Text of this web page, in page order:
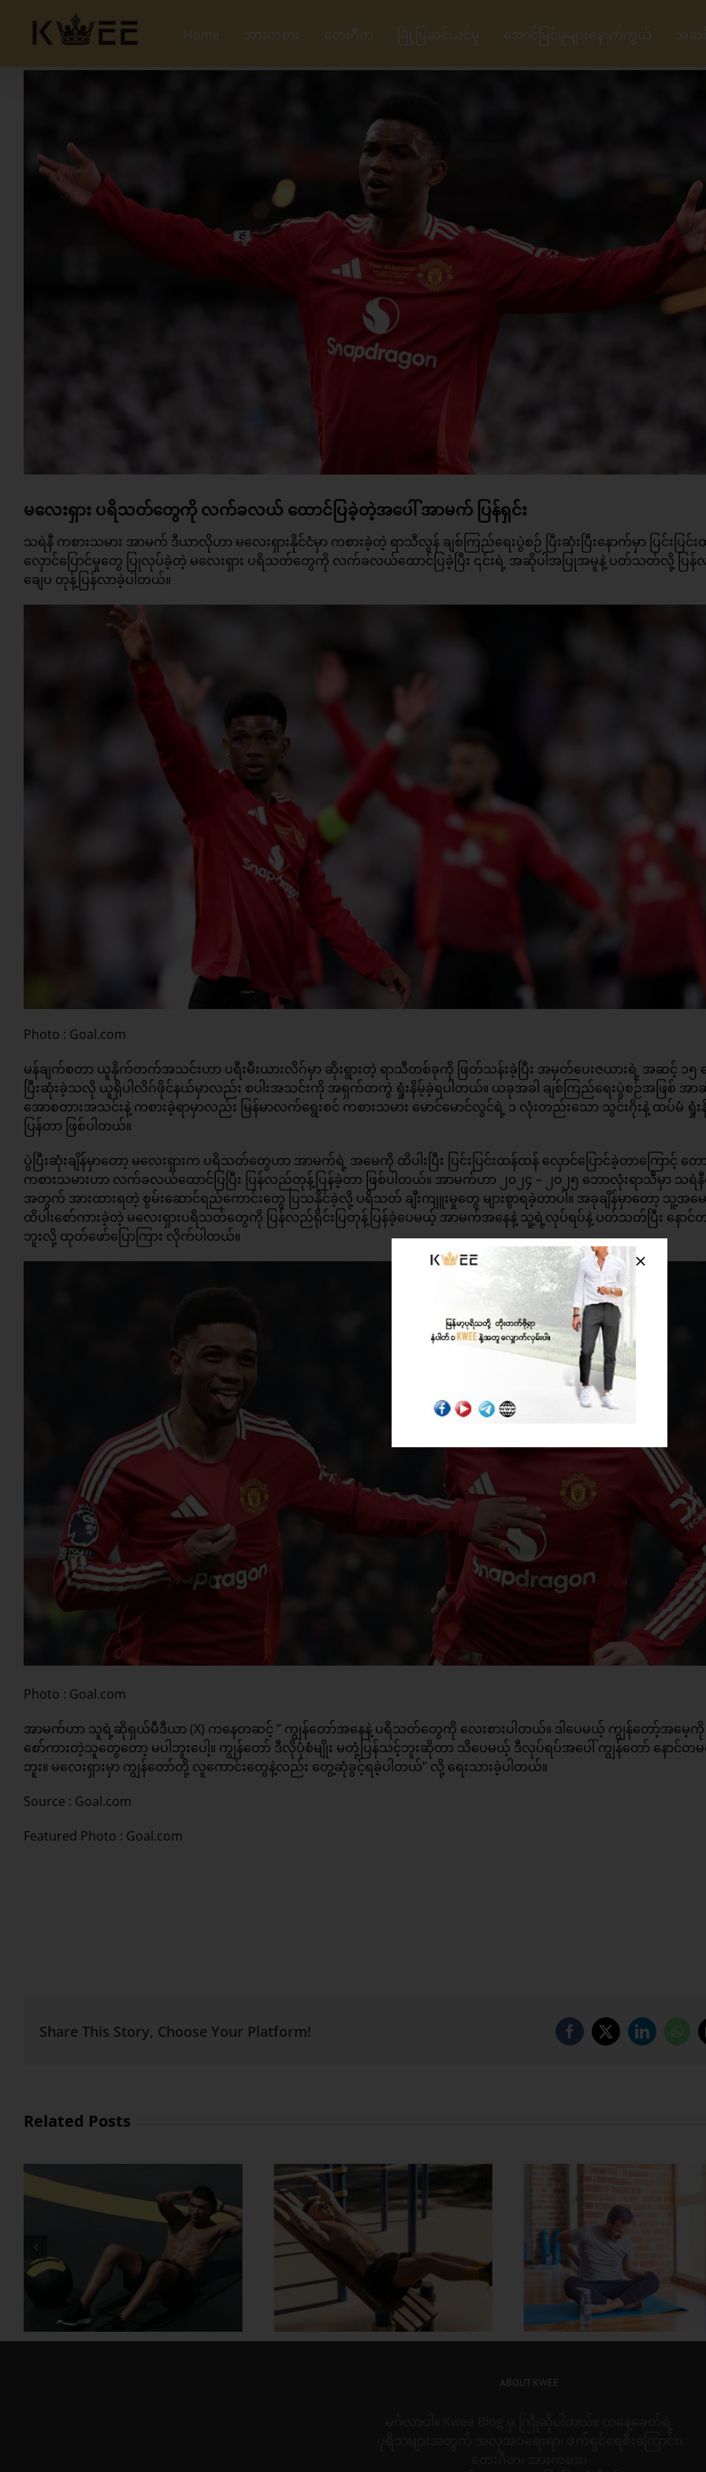
content
Home အားကစား တေးဂီတ မြို့ပြဆင်ယင်မှု အောင်မြင်မှုများနောက်ကွယ် အဆ
မလေးရှား ပရိသတ်တွေကို လက်ခလယ် ထောင်ပြခဲ့တဲ့အပေါ် အာမက် ပြန်ရှင်း
သရဲနီ ကစားသမား အာမက် ဒီယာလိုဟာ မလေးရှားနိုင်ငံမှာ ကစားခဲ့တဲ့ ရာသီလွန် ချစ်ကြည်ရေးပွဲစဉ် ပြီးဆုံးပြီးနောက်မှာ ပြင်းပြင်
လှောင်ပြောင်မှုတွေ ပြုလုပ်ခဲ့တဲ့ မလေးရှား ပရိသတ်တွေကို လက်ခလယ်ထောင်ပြခဲ့ပြီး ၎င်းရဲ့ အဆိုပါအပြုအမူနဲ့ ပတ်သတ်လို့ ပြ
ချေပ တုန့်ပြန်လာခဲ့ပါတယ်။
Photo : Goal.com
မန်ချက်စတာ ယူနိုက်တက်အသင်းဟာ ပရီးမီးယားလိဂ်မှာ ဆိုးရွားတဲ့ ရာသီတစ်ခုကို ဖြတ်သန်းခဲ့ပြီး အမှတ်ပေးဇယားရဲ့ အဆင့် ၁၅ န
ပြီးဆုံးခဲ့သလို ယူရိုပါလိဂ်ဖိုင်နယ်မှာလည်း စပါးအသင်းကို အရှက်တကွဲ ရှုံးနိမ့်ခဲ့ရပါတယ်။ ယခုအခါ ချစ်ကြည်ရေးပွဲစဉ်အဖြစ် အ
အောစတားအသင်းနဲ့ ကစားခဲ့ရာမှာလည်း မြန်မာလက်ရွေးစင် ကစားသမား မောင်မောင်လွင်ရဲ့ ၁ လုံးတည်းသော သွင်းဂိုးနဲ့ ထပ်မံ ရှုံး
ပြန်တာ ဖြစ်ပါတယ်။
ပွဲပြီးဆုံးချိန်မှာတော့ မလေးရှားက ပရိသတ်တွေဟာ အာမက်ရဲ့ အမေကို ထိပါးပြီး ပြင်းပြင်းထန်ထန် လှောင်ပြောင်ခဲ့တာကြောင့် တေ
ကစားသမားဟာ လက်ခလယ်ထောင်ပြပြီး ပြန်လည်တုန့်ပြန်ခဲ့တာ ဖြစ်ပါတယ်။ အာမက်ဟာ ၂၀၂၄ – ၂၀၂၅ ဘောလုံးရာသီမှာ သရဲ
အတွက် အားထားရတဲ့ စွမ်းဆောင်ရည်ကောင်းတွေ ပြသနိုင်ခဲ့လို့ ပရိသတ် ချီးကျူးမှုတွေ များစွာရခဲ့တာပါ။ အခုချိန်မှာတော့ သူ့အ
ထိပါးစော်ကားခဲ့တဲ့ မလေးရှားပရိသတ်တွေကို ပြန်လည်ရိုင်းပြတုန့်ပြန်ခဲ့ပေမယ့် အာမက်အနေနဲ့ သူ့ရဲ့လုပ်ရပ်နဲ့ ပတ်သတ်ပြီး နောင်
ဘူးလို့ ထုတ်ဖော်ပြောကြား လိုက်ပါတယ်။
Photo : Goal.com
အာမက်ဟာ သူရဲ့ဆိုရှယ်မီဒီယာ (X) ကနေတဆင့် ” ကျွန်တော်အနေနဲ့ ပရိသတ်တွေကို လေးစားပါတယ်။ ဒါပေမယ့် ကျွန်တော့်အမေ့ကို
စော်ကားတဲ့သူတွေတော့ မပါဘူးပေါ့။ ကျွန်တော် ဒီလိုပုံစံမျိုး မတုံ့ပြန်သင့်ဘူးဆိုတာ သိပေမယ့် ဒီလုပ်ရပ်အပေါ် ကျွန်တော် နောင်တမ
ဘူး။ မလေးရှားမှာ ကျွန်တော်တို့ လူကောင်းတွေနဲ့လည်း တွေ့ဆုံခွင့်ရခဲ့ပါတယ်” လို့ ရေးသားခဲ့ပါတယ်။
Source : Goal.com
Featured Photo : Goal.com
Share This Story, Choose Your Platform! Facebook
X LinkedIn
Related Posts
အိမ်တွင်း လေ့ကျင့်ခန်း တွေနဲ့
ဗိုက်အဆီတွေ ဒီလိုဖြုတ်
အသက်ကြီးတဲ့အထိ ဖလန်းဖ
လန်း ထဖို့ စိတ်ကူးရှိလား
သမင်လား ကျားလား အ
ပေါ်မယ့် ချဲလ်ဆီးနဲ့ လီဗာ
ထိပ်တိုက်တွေ့ဆုံပွဲ
ABOUT KWEE